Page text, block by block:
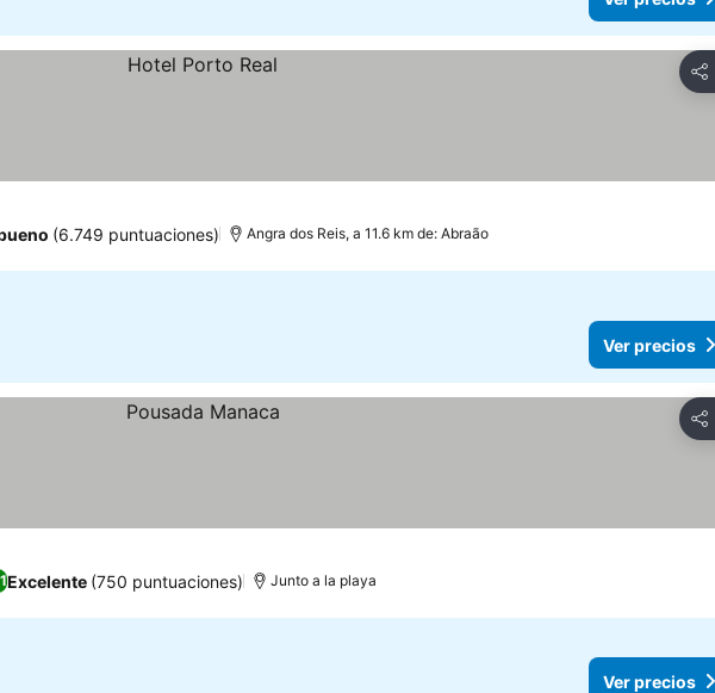
(6.749 puntuaciones) Angra dos Reis, a 11.6 km de: Abraão
Ver precios
Excelente (750 puntuaciones) Junto a la playa
Ver precios